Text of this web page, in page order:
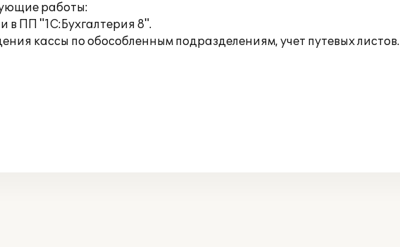
работы:
в ПП "1С:Бухгалтерия 8".
кассы по обособленным подразделениям, учет путевых листов.